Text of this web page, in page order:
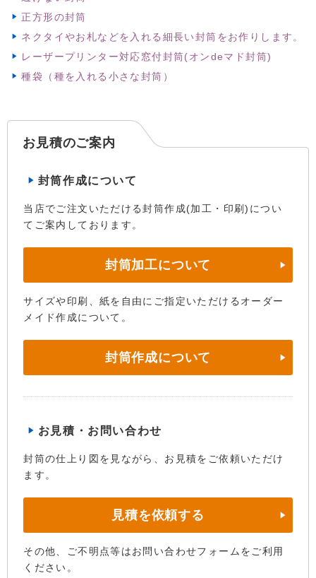
正方形の封筒
ネクタイやお札などを入れる細長い封筒をお作りします。
レーザープリンター対応窓付封筒(オンdeマド封筒)
種袋（種を入れる小さな封筒）
お見積のご案内
封筒作成について
当店でご注文いただける封筒作成(加工・印刷)につい
てご案内しております。
封筒加工について
サイズや印刷、紙を自由にご指定いただけるオーダー
メイド作成について。
封筒作成について
お見積・お問い合わせ
封筒の仕上り図を見ながら、お見積をご依頼いただけ
ます。
見積を依頼する
その他、ご不明点等はお問い合わせフォームをご利用
ください。